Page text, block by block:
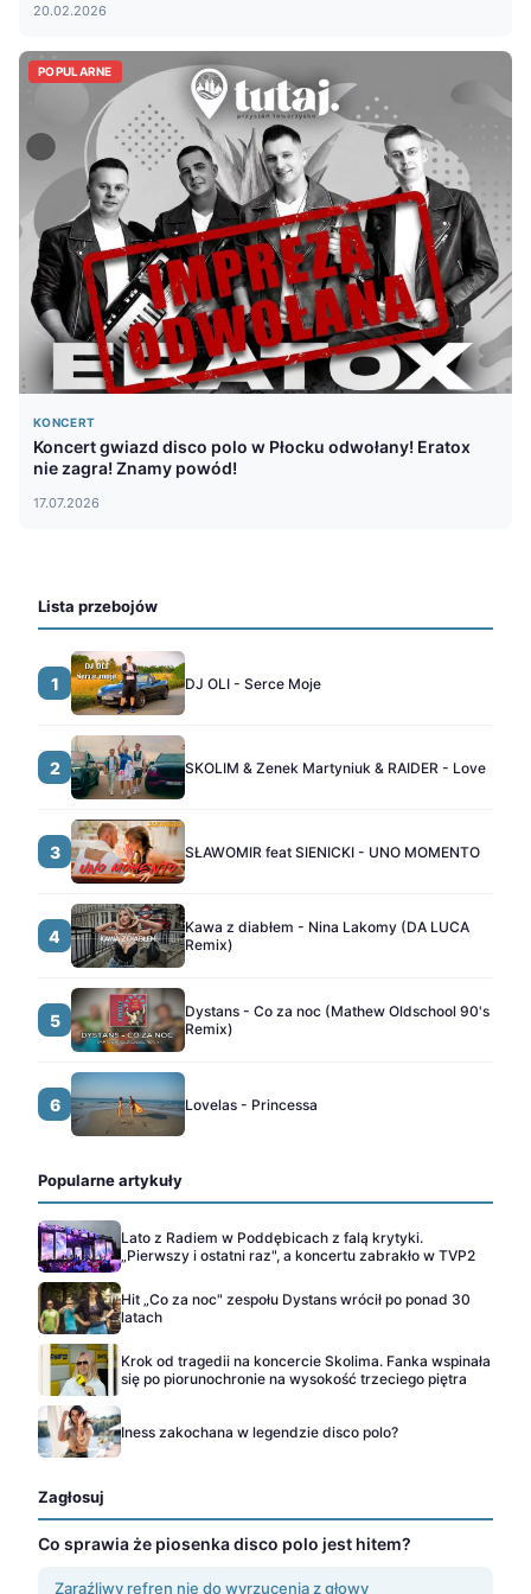
20.02.2026
POPULARNE
KONCERT
Koncert gwiazd disco polo w Płocku odwołany! Eratox
nie zagra! Znamy powód!
17.07.2026
Lista przebojów
1 DJ OLI - Serce Moje
2 SKOLIM & Zenek Martyniuk & RAIDER - Love
3 SŁAWOMIR feat SIENICKI - UNO MOMENTO
4
Kawa z diabłem - Nina Lakomy (DA LUCA
Remix)
5
Dystans - Co za noc (Mathew Oldschool 90's
Remix)
6 Lovelas - Princessa
Popularne artykuły
Lato z Radiem w Poddębicach z falą krytyki.
„Pierwszy i ostatni raz", a koncertu zabrakło w TVP2
Hit „Co za noc" zespołu Dystans wrócił po ponad 30
latach
Krok od tragedii na koncercie Skolima. Fanka wspinała
się po piorunochronie na wysokość trzeciego piętra
Iness zakochana w legendzie disco polo?
Zagłosuj
Co sprawia że piosenka disco polo jest hitem?
Zaraźliwy refren nie do wyrzucenia z głowy